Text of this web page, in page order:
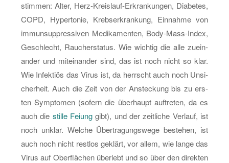
stim­men: Alter, Herz-Kreis­lauf-Er­kran­kun­gen, Dia­be­tes,
COPD, Hy­per­to­nie, Krebs­er­kran­kung, Ein­nah­me von
im­mun­sup­pres­si­ven Me­di­ka­men­ten, Bo­dy-Mass-In­dex,
Ge­schlecht, Rau­cher­sta­tus. Wie wich­tig die alle zu­ein­
an­der und mit­ein­an­der sind, das ist noch nicht so klar.
Wie In­fek­ti­ös das Virus ist, da herrscht auch noch Un­si­
cher­heit. Auch die Zeit von der An­ste­ckung bis zu ers­
ten Sym­pto­men (so­fern die über­haupt auf­tre­ten, da es
auch die stil­le Fei­ung gibt), und der zeit­li­che Ver­lauf, ist
noch un­klar. Wel­che Über­tra­gungs­we­ge be­ste­hen, ist
auch noch nicht rest­los ge­klärt, vor allem, wie lange das
Virus auf Ober­flä­chen über­lebt und so über den di­rek­ten